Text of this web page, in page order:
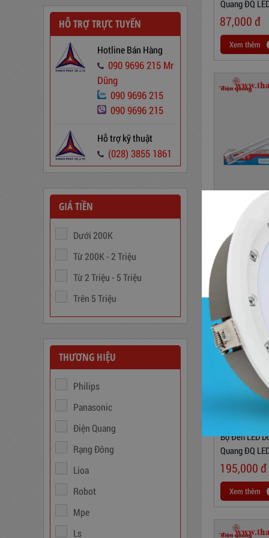
Quang ĐQ
(12W, Daylight )
87,000 đ
Xem thêm
Bộ Đèn LED
Quang ĐQ
(24W,
Máng Mini)
183,000 đ
Bộ Đèn LED
Quang ĐQ
Daylight, Bóng
195,000 đ
Xem thêm
Ổn Áp 1 Pha SH 5000 II NEW
2020
3,380,000đ
Biến Áp Đổi Nguồn DN020
775,000
Trạm Sạc Điện Thoại
HỖ TRỢ TRỰC TUYẾN
Hotline Bán Hàng
090 9696 215 Mr
Dũng
090 9696 215
090 9696 215
Hỗ trợ kỹ thuật
(028) 3855 1861
GIÁ TIỀN
Dưới 200K
Từ 200K - 2 Triệu
Từ 2 Triệu - 5 Triệu
Trên 5 Triệu
THƯƠNG HIỆU
Philips
Panasonic
Điện Quang
Rạng Đông
Lioa
Robot
Mpe
Ls